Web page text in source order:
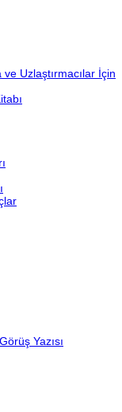
Uzlaştırmacılar İçin
Yazısı